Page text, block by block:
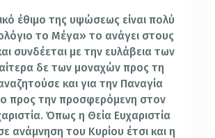
έθιμο της υψώσεως είναι πολύ
το Μέγα» το ανάγει στους
συνδέεται με την ευλάβεια των
δε των μοναχών προς τη
και για την Παναγία
προς την προσφερόμενη στον
Όπως η Θεία Ευχαριστία
ανάμνηση του Κυρίου έτσι και η